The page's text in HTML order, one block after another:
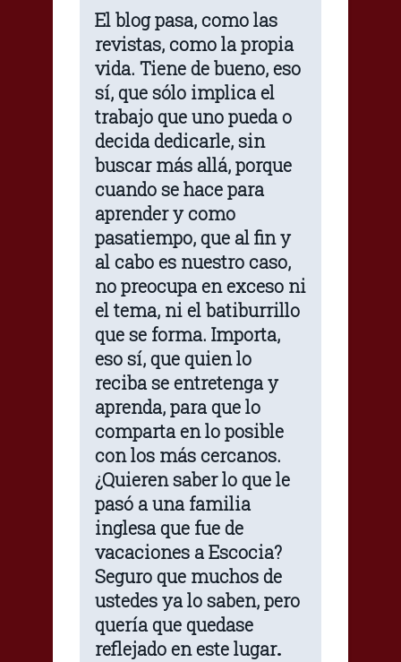
El blog pasa, como las
revistas, como la propia
vida. Tiene de bueno, eso
sí, que sólo implica el
trabajo que uno pueda o
decida dedicarle, sin
buscar más allá, porque
cuando se hace para
aprender y como
pasatiempo, que al fin y
al cabo es nuestro caso,
no preocupa en exceso ni
el tema, ni el batiburrillo
que se forma. Importa,
eso sí, que quien lo
reciba se entretenga y
aprenda, para que lo
comparta en lo posible
con los más cercanos.
¿Quieren saber lo que le
pasó a una familia
inglesa que fue de
vacaciones a Escocia?
Seguro que muchos de
ustedes ya lo saben, pero
quería que quedase
reflejado en este lugar.